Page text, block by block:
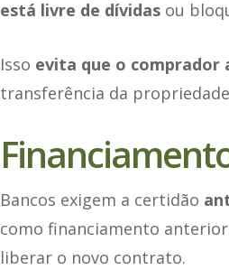
está livre de dívidasou
Isso evita que o comprador
transferência da
Bancos exigem a certidão
como financiamento
liberar o novo contrato.